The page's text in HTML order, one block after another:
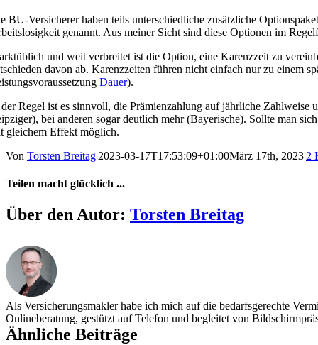
BU-Versicherer haben teils unterschiedliche zusätzliche
genannt. Aus meiner Sicht sind diese Optionen im
und weit verbreitet ist die Option, eine Karenzzeit zu
davon ab. Karenzzeiten führen nicht einfach nur zu einem
Dauer).
Regel ist es sinnvoll, die Prämienzahlung auf jährliche Zahlweise
bei anderen sogar deutlich mehr (Bayerische). Sollte man
gleichem Effekt möglich.
Von Torsten Breitag|2023-03-17T17:53:09+01:00März 17th, 2023|2
Teilen macht glücklich ...
Facebook
X
Über den Autor: Torsten Breitag
Als Versicherungsmakler habe ich mich auf die bedarfsgerechte
Onlineberatung, gestützt auf Telefon und begleitet von
Ähnliche Beiträge